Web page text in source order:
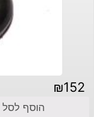
₪152
הוסף לסל